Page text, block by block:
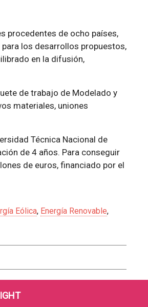
procedentes de ocho países,
los desarrollos propuestos,
en la difusión,
de trabajo de Modelado y
materiales, uniones
Técnica Nacional de
de 4 años. Para conseguir
de euros, financiado por el
Eólica, Energía Renovable,